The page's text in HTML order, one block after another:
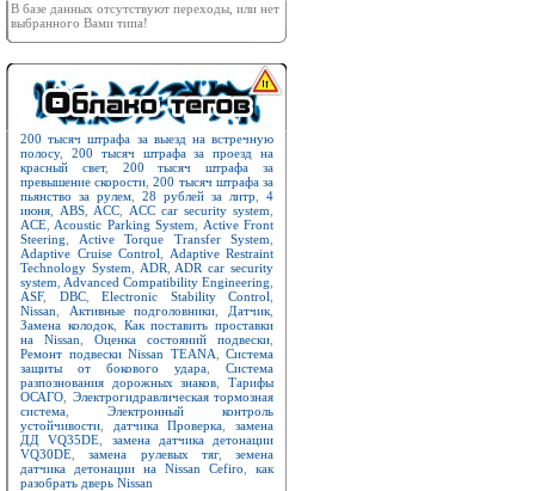
В базе данных отсутствуют переходы, или нет
выбранного Вами типа!
200 тысяч штрафа за выезд на встречную
полосу, 200 тысяч штрафа за проезд на
красный свет, 200 тысяч штрафа за
превышение скорости ,200 тысяч штрафа за
пьянство за рулем
28 рублей за литр
4
июня
ABS ACC ACC car security system
ACE Acoustic Parking System
Active Front
Steering
Active Torque Transfer System
Adaptive Cruise Control
Adaptive Restraint
Technology System
ADR
ADR car security
system Advanced Compatibility Engineering
ASF, DBC, Electronic Stability Control
Nissan
Активные подголовники Датчик
Замена колодок, Как поставить проставки
на Nissan
Оценка состояний подвески
Ремонт подвески Nissan TEANA
Система
защиты от бокового удара
Система
разпознования дорожных знаков ,Тарифы
ОСАГО
Электрогидравлическая тормозная
система
Электронный контроль
устойчивости
датчика Проверка ,замена
ДД VQ35DE
замена датчика детонации
VQ30DE ,замена рулевых тяг, земена
датчика детонации на Nissan Cefiro
как
разобрать дверь Nissan